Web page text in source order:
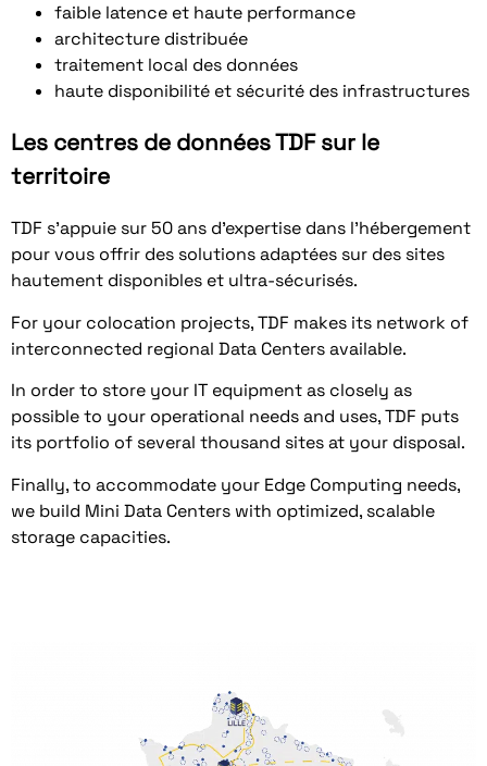
faible latence et haute performance
architecture distribuée
traitement local des données
haute disponibilité et sécurité des infrastructures
Les centres de données TDF sur le
territoire
TDF s’appuie sur 50 ans d’expertise dans l’hébergement
pour vous offrir des solutions adaptées sur des sites
hautement disponibles et ultra-sécurisés.
For your colocation projects, TDF makes its network of
interconnected regional Data Centers available.
In order to store your IT equipment as closely as
possible to your operational needs and uses, TDF puts
its portfolio of several thousand sites at your disposal.
Finally, to accommodate your Edge Computing needs,
we build Mini Data Centers with optimized, scalable
storage capacities.